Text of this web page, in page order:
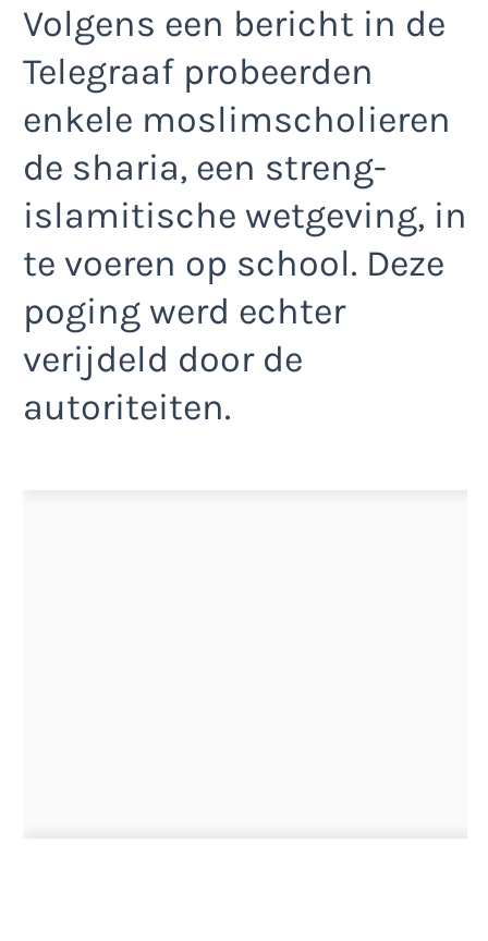
Volgens een bericht in de
Telegraaf probeerden
enkele moslimscholieren
de sharia, een streng-
islamitische wetgeving, in
te voeren op school. Deze
poging werd echter
verijdeld door de
autoriteiten.